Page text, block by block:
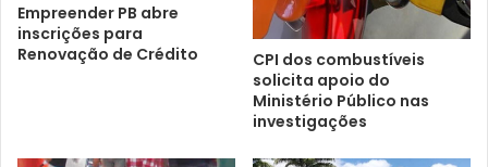
Empreender PB abre
inscrições para
Renovação de Crédito
CPI dos combustíveis
solicita apoio do
Ministério Público nas
investigações